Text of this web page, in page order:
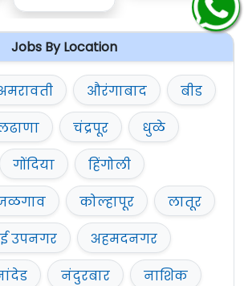
Jobs By Location
औरंगाबाद
बीड
चंद्रपूर
धुळे
गोंदिया
हिंगोली
कोल्हापूर
लातूर
उपनगर
अहमदनगर
नंदुरबार
नाशिक